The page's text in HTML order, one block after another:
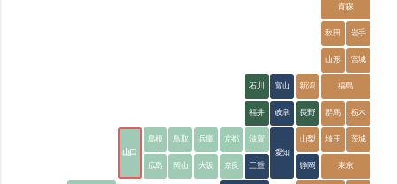
青森
秋田 岩手
山形 宮城
福島
新潟
群馬 栃木
埼玉 茨城
東京
山梨
石川
福井 長野
富山
岐阜
愛知
静岡
三重
山口
島根 鳥取
広島 岡山
兵庫 京都 滋賀
大阪 奈良